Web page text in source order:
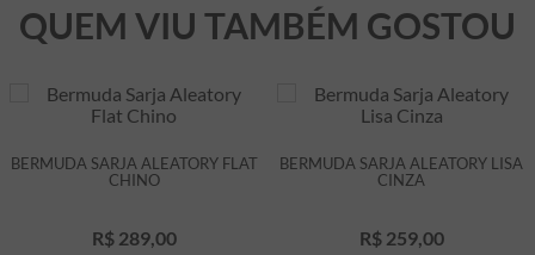
QUEM VIU TAMBÉM GOSTOU
BERMUDA SARJA ALEATORY FLAT
CHINO
R$ 289,00
BERMUDA SARJA ALEATORY LISA
CINZA
R$ 259,00